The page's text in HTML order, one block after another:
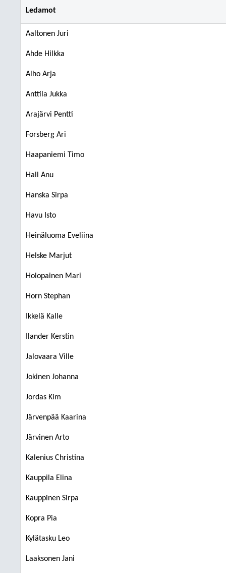
Ledamot
Aaltonen Juri
Ahde Hilkka
Alho Arja
Anttila Jukka
Arajärvi Pentti
Forsberg Ari
Haapaniemi Timo
Hall Anu
Hanska Sirpa
Havu Isto
Heinäluoma Eveliina
Helske Marjut
Holopainen Mari
Horn Stephan
Ikkelä Kalle
Ilander Kerstin
Jalovaara Ville
Jokinen Johanna
Jordas Kim
Järvenpää Kaarina
Järvinen Arto
Kalenius Christina
Kauppila Elina
Kauppinen Sirpa
Kopra Pia
Kylätasku Leo
Laaksonen Jani